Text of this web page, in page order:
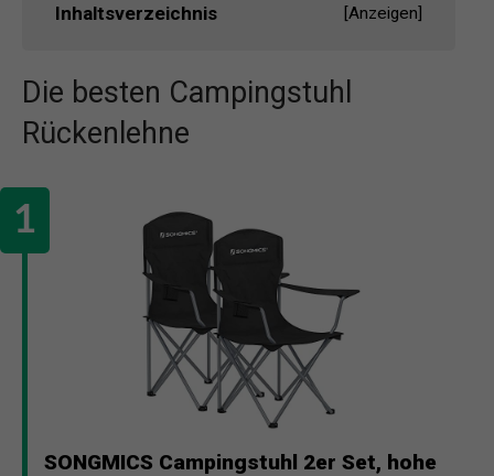
Inhaltsverzeichnis [Anzeigen]
Die besten Campingstuhl
Rückenlehne
SONGMICS Campingstuhl 2er Set, hohe